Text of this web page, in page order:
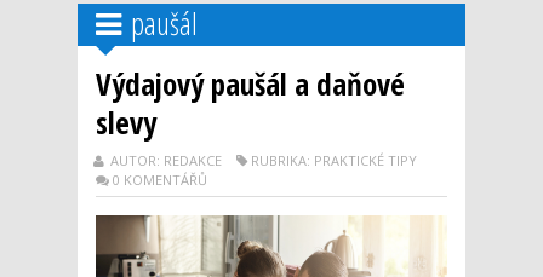
paušál
Výdajový paušál a daňové
slevy
AUTOR: REDAKCE
RUBRIKA: PRAKTICKÉ TIPY
0 KOMENTÁŘŮ